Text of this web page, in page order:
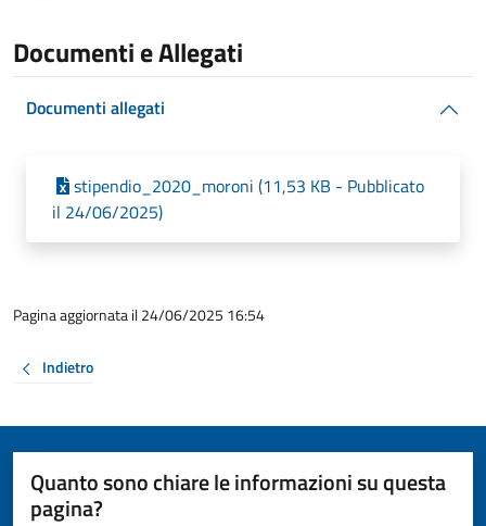
Documenti e Allegati
Documenti allegati
stipendio_2020_moroni (11,53 KB - Pubblicato
il 24/06/2025)
Pagina aggiornata il 24/06/2025 16:54
Indietro
Quanto sono chiare le informazioni su questa
pagina?